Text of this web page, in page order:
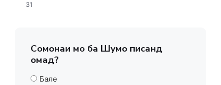
31
Сомонаи мо ба Шумо писанд
омад?
Бале